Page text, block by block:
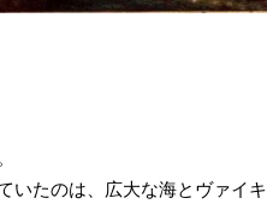
いたのは、広大な海とヴァイキ